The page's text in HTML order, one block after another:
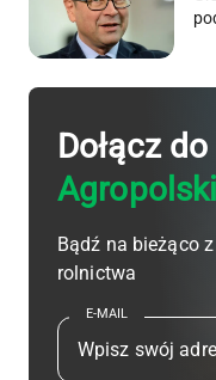
Dołącz
Agropolski
Bądź na bieżąco
rolnictwa
E-MAIL